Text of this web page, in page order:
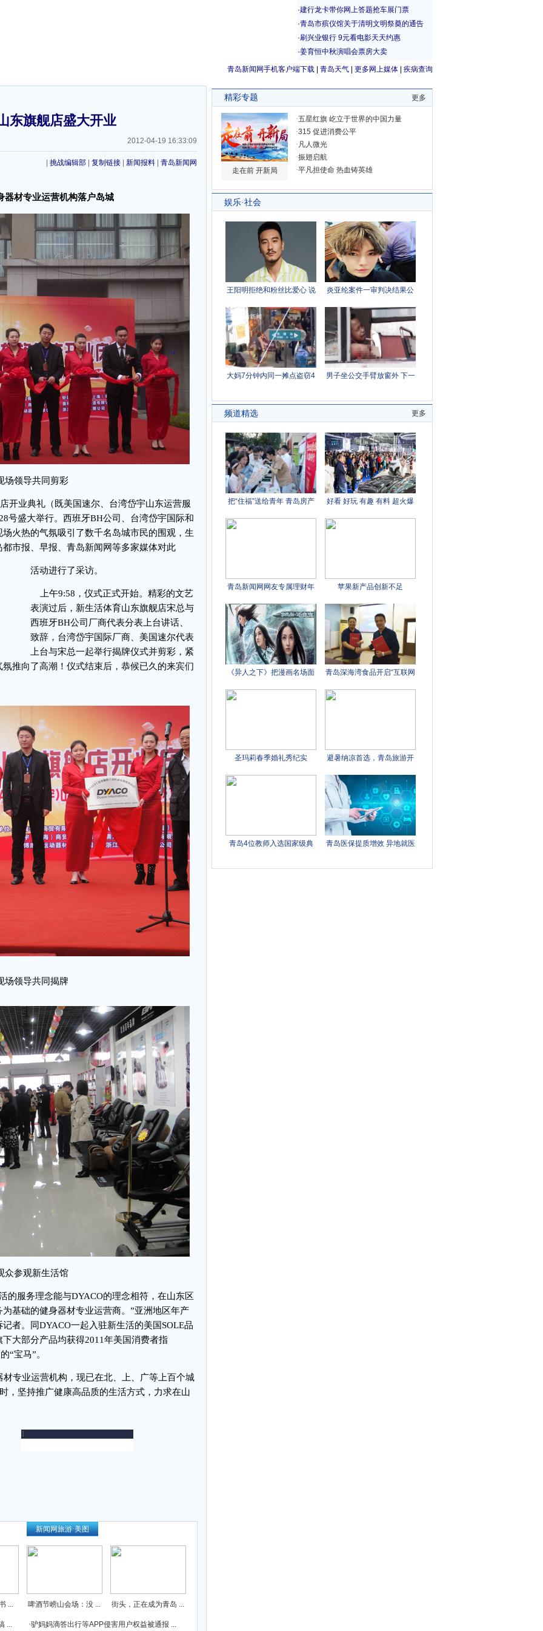
青岛新闻网手机客户端下载 青岛天气 更多网上媒体 疾病查询
东旗舰店盛大开业
2012-04-19 16:33:09
挑战编辑部 复制链接 新闻报料 青岛新闻网
材专业运营机构落户岛城
场领导共同剪彩
业典礼（既美国速尔、台湾岱宇山东运营服
号盛大举行。西班牙BH公司、台湾岱宇国际和
火热的气氛吸引了数千名岛城市民的围观，生
市报、早报、青岛新闻网等多家媒体对此
活动进行了采访。
上午9:58，仪式正式开始。精彩的文艺
表演过后，新生活体育山东旗舰店宋总与
西班牙BH公司厂商代表分表上台讲话、
致辞，台湾岱宇国际厂商、美国速尔代表
上台与宋总一起举行揭牌仪式并剪彩，紧
推向了高潮！仪式结束后，恭候已久的来宾们
场领导共同揭牌
众参观新生活馆
服务理念能与DYACO的理念相符，在山东区
基础的健身器材专业运营商。”亚洲地区年产
者。同DYACO一起入驻新生活的美国SOLE品
大部分产品均获得2011年美国消费者指
“宝马”。
专业运营机构，现已在北、上、广等上百个城
，坚持推广健康高品质的生活方式，力求在山